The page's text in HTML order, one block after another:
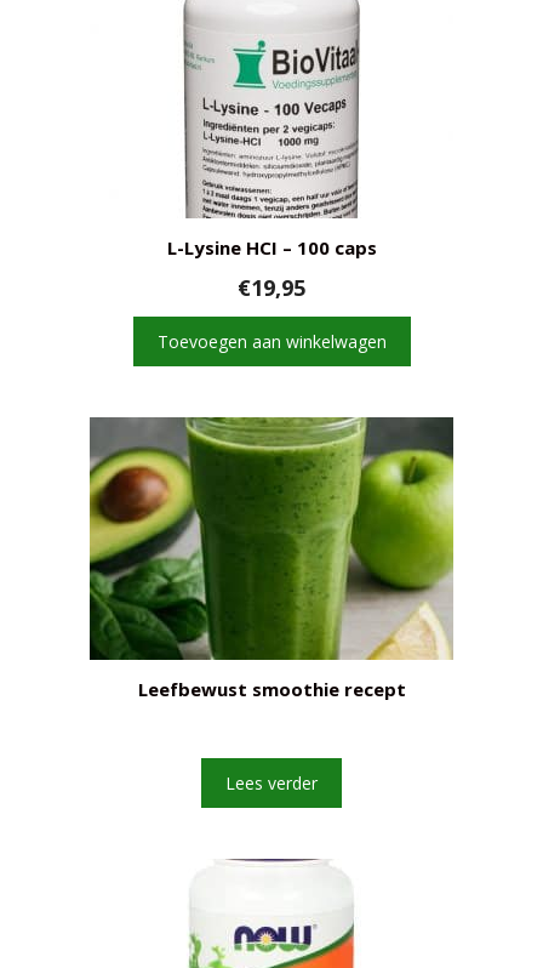
L-Lysine HCI – 100 caps
€19,95
Toevoegen aan winkelwagen
Leefbewust smoothie recept
Lees verder